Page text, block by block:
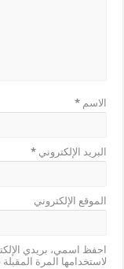
الاسم*
البريد الإلكتروني*
الموقع الإلكتروني
احفظ اسمي، بريدي
لاستخدامها المرة